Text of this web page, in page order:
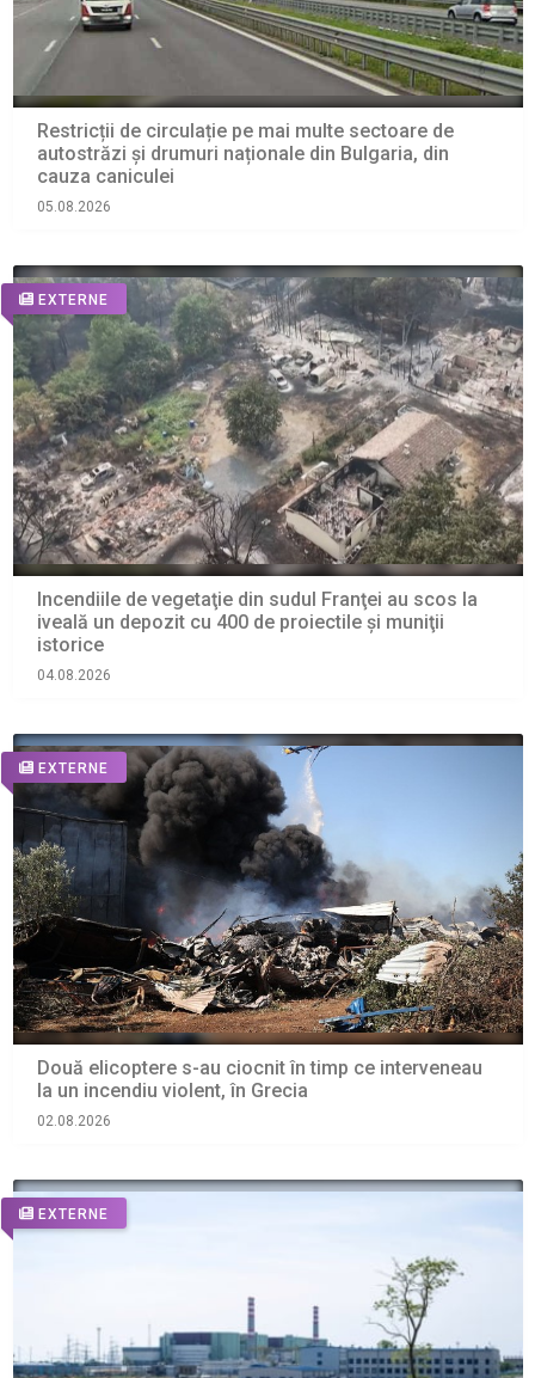
Restricții de circulație pe mai multe sectoare de
autostrăzi și drumuri naționale din Bulgaria, din
cauza caniculei
05.08.2026
EXTERNE
Incendiile de vegetaţie din sudul Franţei au scos la
iveală un depozit cu 400 de proiectile şi muniţii
istorice
04.08.2026
EXTERNE
Două elicoptere s-au ciocnit în timp ce interveneau
la un incendiu violent, în Grecia
02.08.2026
EXTERNE